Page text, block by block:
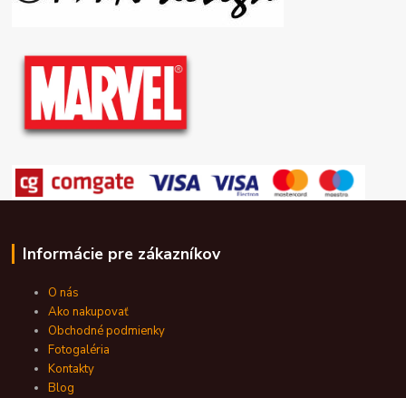
Informácie pre zákazníkov
O nás
Ako nakupovať
Obchodné podmienky
Fotogaléria
Kontakty
Blog